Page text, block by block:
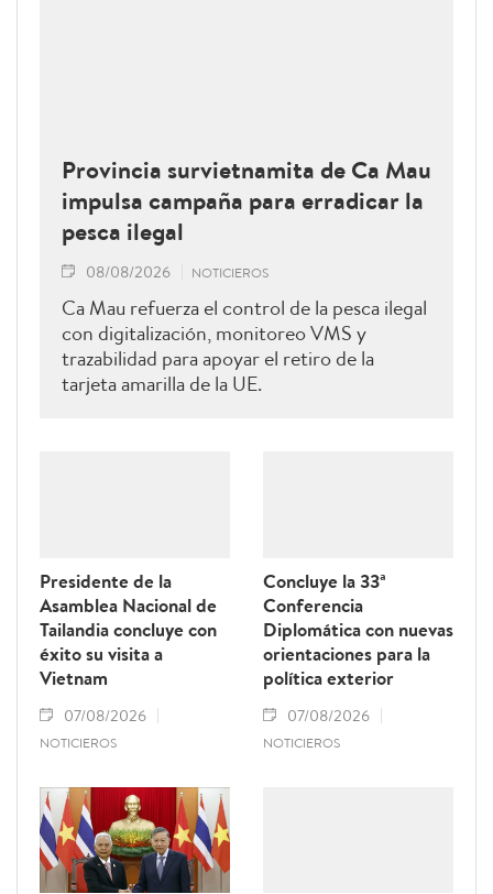
Provincia survietnamita de Ca Mau
impulsa campaña para erradicar la
pesca ilegal
08/08/2026 NOTICIEROS
Ca Mau refuerza el control de la pesca ilegal
con digitalización, monitoreo VMS y
trazabilidad para apoyar el retiro de la
tarjeta amarilla de la UE.
Presidente de la
Asamblea Nacional de
Tailandia concluye con
éxito su visita a
Vietnam
07/08/2026
NOTICIEROS
Concluye la 33ª
Conferencia
Diplomática con nuevas
orientaciones para la
política exterior
07/08/2026
NOTICIEROS